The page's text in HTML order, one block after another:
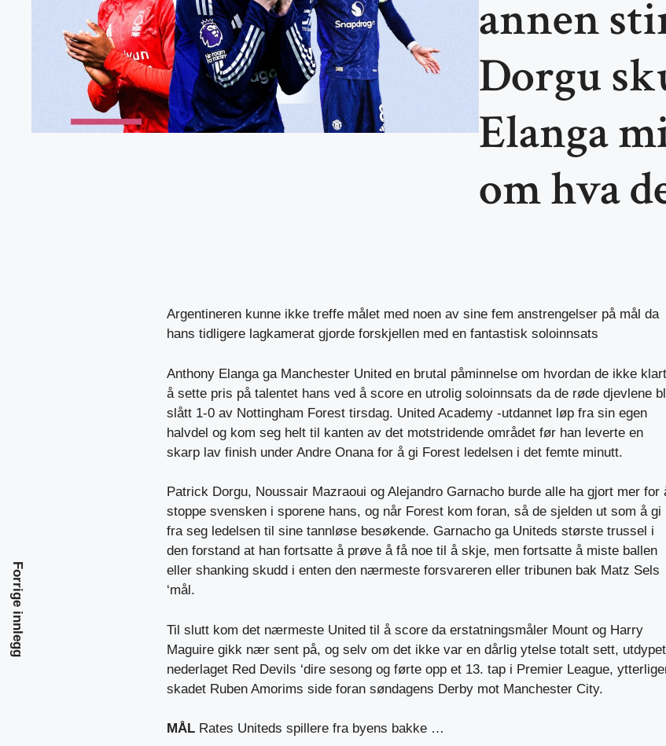
annen
Dorgu
Elanga
om hva
Argentineren kunne ikke treffe målet med noen av sine fem anstrengelser på mål da
hans tidligere lagkamerat gjorde forskjellen med en fantastisk soloinnsats
Anthony Elanga ga Manchester United en brutal påminnelse om hvordan de ikke
å sette pris på talentet hans ved å score en utrolig soloinnsats da de røde djevlene
slått 1-0 av Nottingham Forest tirsdag. United Academy -utdannet løp fra sin egen
halvdel og kom seg helt til kanten av det motstridende området før han leverte en
skarp lav finish under Andre Onana for å gi Forest ledelsen i det femte minutt.
Patrick Dorgu, Noussair Mazraoui og Alejandro Garnacho burde alle ha gjort mer for
stoppe svensken i sporene hans, og når Forest kom foran, så de sjelden ut som å gi
fra seg ledelsen til sine tannløse besøkende. Garnacho ga Uniteds største trussel i
den forstand at han fortsatte å prøve å få noe til å skje, men fortsatte å miste ballen
eller shanking skudd i enten den nærmeste forsvareren eller tribunen bak Matz Sels
‘mål.
Til slutt kom det nærmeste United til å score da erstatningsmåler Mount og Harry
Maguire gikk nær sent på, og selv om det ikke var en dårlig ytelse totalt sett, utdypet
nederlaget Red Devils ‘dire sesong og førte opp et 13. tap i Premier League,
skadet Ruben Amorims side foran søndagens Derby mot Manchester City.
MÅL Rates Uniteds spillere fra byens bakke …
Forrige innlegg